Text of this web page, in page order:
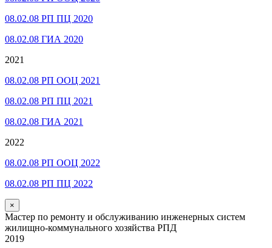
08.02.08 РП ПЦ 2020
08.02.08 ГИА 2020
2021
08.02.08 РП ООЦ 2021
08.02.08 РП ПЦ 2021
08.02.08 ГИА 2021
2022
08.02.08 РП ООЦ 2022
08.02.08 РП ПЦ 2022
×
Мастер по ремонту и обслуживанию инженерных систем
жилищно-коммунального хозяйства РПД
2019